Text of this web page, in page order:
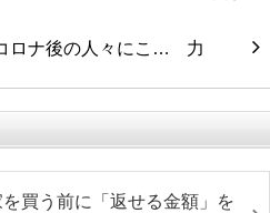
ロナ後の人々にこ…
買う前に「返せる金額」を